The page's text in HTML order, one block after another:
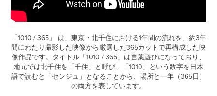
「1010 / 365」 は、東京・北千住における1年間の流れを、約3年
間にわたり撮影した映像から厳選した365カットで再構成した映
像作品です。タイトル「1010 / 365」は言葉遊びになっており、
地元では北千住を「千住」と呼び、「1010」という数字を日本
語で読むと「センジュ」となることから、場所と一年（365日）
の両方を表しています。